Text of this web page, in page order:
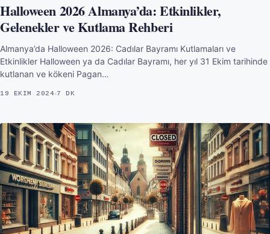
Halloween 2026 Almanya’da: Etkinlikler,
Gelenekler ve Kutlama Rehberi
Almanya’da Halloween 2026: Cadılar Bayramı Kutlamaları ve
Etkinlikler Halloween ya da Cadılar Bayramı, her yıl 31 Ekim tarihinde
kutlanan ve kökeni Pagan…
19 EKIM 2024 7 DK